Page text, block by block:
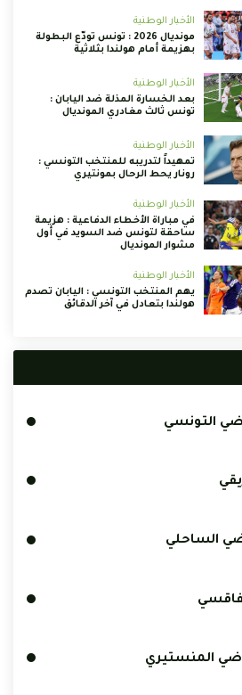
الأخبار الوطنية
مونديال 2026 : تونس تودّع البطولة
بهزيمة أمام هولندا بثلاثية
الأخبار الوطنية
بعد الخسارة المذلة ضد اليابان :
تونس ثالث مغادري المونديال
الأخبار الوطنية
تمهيداً لتدريبه للمنتخب التونسي :
رونار يحط الرحال بمونتيري
الأخبار الوطنية
في مباراة الأخطاء الدفاعية : هزيمة
ساحقة لتونس ضد السويد في أول
مشوار المونديال
الأخبار الوطنية
يهم المنتخب التونسي : اليابان تصدم
هولندا بتعادل في آخر الدقائق
التونسي
الساحلي
المنستيري